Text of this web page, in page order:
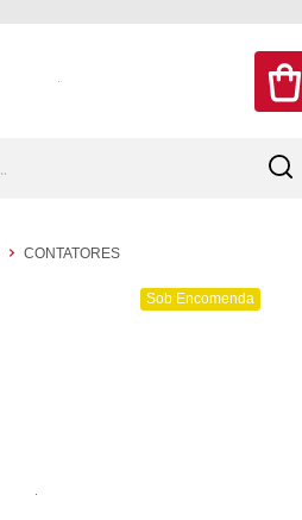
CONTATORES
Sob Encomenda